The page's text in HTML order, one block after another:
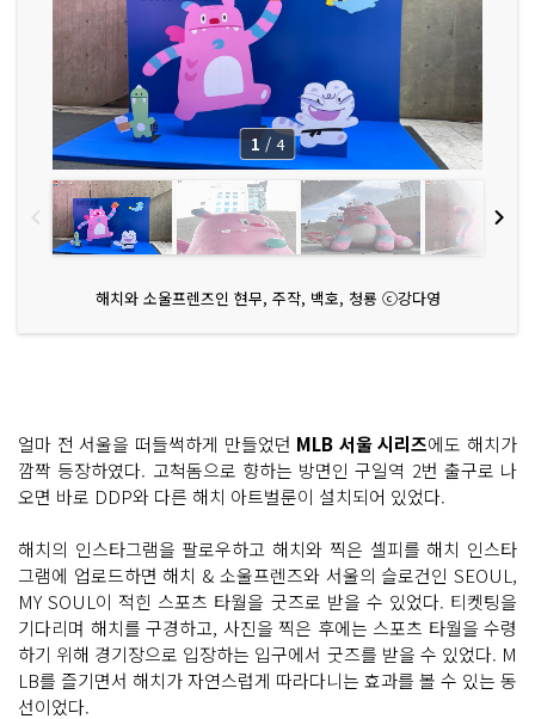
해치와 소울프렌즈인 현무, 주작, 백호, 청룡 ⓒ강다영
1 / 4
얼마 전 서울을 떠들썩하게 만들었던 MLB 서울 시리즈에도 해치가
깜짝 등장하였다. 고척돔으로 향하는 방면인 구일역 2번 출구로 나
오면 바로 DDP와 다른 해치 아트벌룬이 설치되어 있었다.
해치의 인스타그램을 팔로우하고 해치와 찍은 셀피를 해치 인스타
그램에 업로드하면 해치 & 소울프렌즈와 서울의 슬로건인 SEOUL,
MY SOUL이 적힌 스포츠 타월을 굿즈로 받을 수 있었다. 티켓팅을
기다리며 해치를 구경하고, 사진을 찍은 후에는 스포츠 타월을 수령
하기 위해 경기장으로 입장하는 입구에서 굿즈를 받을 수 있었다. M
LB를 즐기면서 해치가 자연스럽게 따라다니는 효과를 볼 수 있는 동
선이었다.